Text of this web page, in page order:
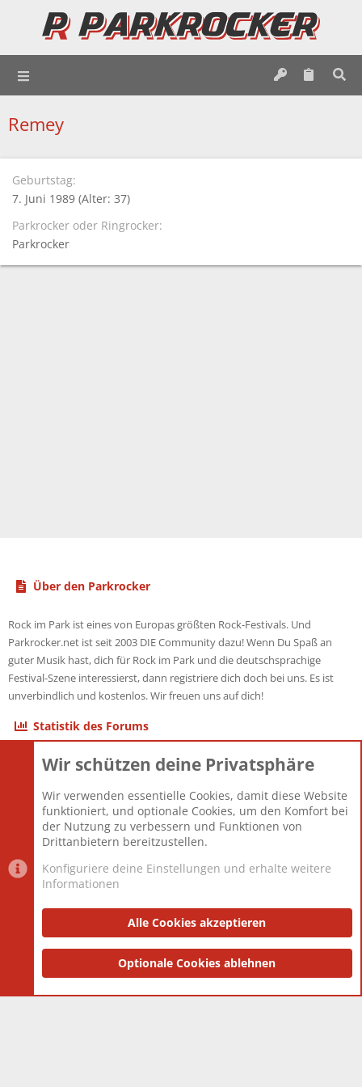
Remey
Geburtstag
7. Juni 1989 (Alter: 37)
Parkrocker oder Ringrocker
Parkrocker
Über den Parkrocker
Rock im Park ist eines von Europas größten Rock-Festivals. Und
Parkrocker.net ist seit 2003 DIE Community dazu! Wenn Du Spaß an
guter Musik hast, dich für Rock im Park und die deutschsprachige
Festival-Szene interessierst, dann registriere dich doch bei uns. Es ist
unverbindlich und kostenlos. Wir freuen uns auf dich!
Statistik des Forums
Themen
Mitglieder
12.427
Neuestes Mitglied
Berlin
Datenschutzerklärung Impressum
Community platform by XenForo® © 2010-2025 XenForo Ltd.
and add-ons by ThemeHouse
Wir schützen deine Privatsphäre
Wir verwenden essentielle Cookies, damit diese Website
funktioniert, und optionale Cookies, um den Komfort bei
der Nutzung zu verbessern und Funktionen von
Drittanbietern bereitzustellen.
Konfiguriere deine Einstellungen und erhalte weitere
Informationen
Alle Cookies akzeptieren
Optionale Cookies ablehnen